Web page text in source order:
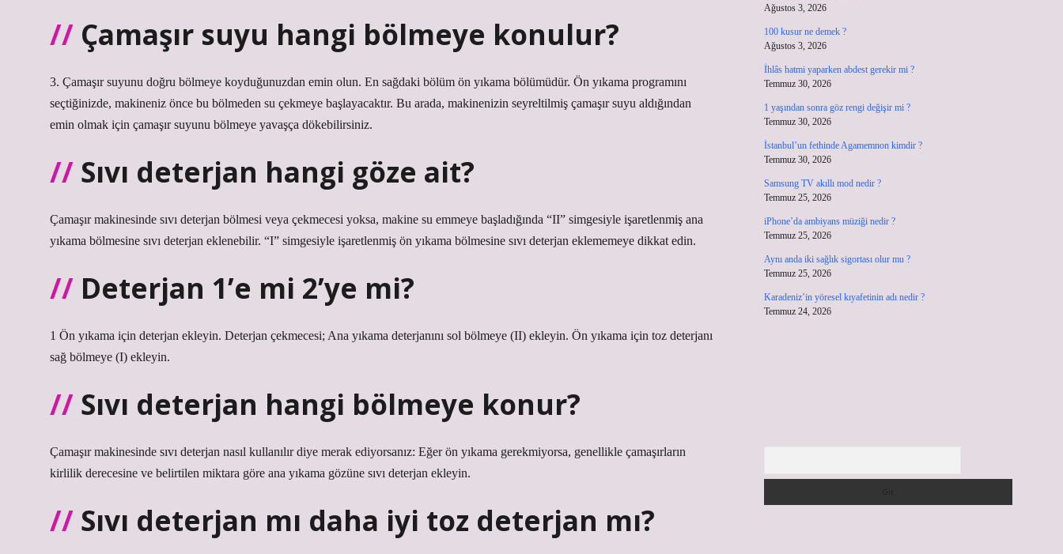
Çamaşır suyu hangi bölmeye konulur?
3. Çamaşır suyunu doğru bölmeye koyduğunuzdan emin olun. En sağdaki bölüm ön yıkama bölümüdür. Ön yıkama programını
seçtiğinizde, makineniz önce bu bölmeden su çekmeye başlayacaktır. Bu arada, makinenizin seyreltilmiş çamaşır suyu aldığından
emin olmak için çamaşır suyunu bölmeye yavaşça dökebilirsiniz.
Sıvı deterjan hangi göze ait?
Çamaşır makinesinde sıvı deterjan bölmesi veya çekmecesi yoksa, makine su emmeye başladığında “II” simgesiyle işaretlenmiş ana
yıkama bölmesine sıvı deterjan eklenebilir. “I” simgesiyle işaretlenmiş ön yıkama bölmesine sıvı deterjan eklememeye dikkat edin.
Deterjan 1’e mi 2’ye mi?
1 Ön yıkama için deterjan ekleyin. Deterjan çekmecesi; Ana yıkama deterjanını sol bölmeye (II) ekleyin. Ön yıkama için toz deterjanı
sağ bölmeye (I) ekleyin.
Sıvı deterjan hangi bölmeye konur?
Çamaşır makinesinde sıvı deterjan nasıl kullanılır diye merak ediyorsanız: Eğer ön yıkama gerekmiyorsa, genellikle çamaşırların
kirlilik derecesine ve belirtilen miktara göre ana yıkama gözüne sıvı deterjan ekleyin.
Sıvı deterjan mı daha iyi toz deterjan mı?
Ağustos 3, 2026
100 kusur ne demek ?
Ağustos 3, 2026
İhlâs hatmi yaparken abdest gerekir mi ?
Temmuz 30, 2026
1 yaşından sonra göz rengi değişir mi ?
Temmuz 30, 2026
İstanbul’un fethinde Agamemnon kimdir ?
Temmuz 30, 2026
Samsung TV akıllı mod nedir ?
Temmuz 25, 2026
iPhone’da ambiyans müziği nedir ?
Temmuz 25, 2026
Aynı anda iki sağlık sigortası olur mu ?
Temmuz 25, 2026
Karadeniz’in yöresel kıyafetinin adı nedir ?
Temmuz 24, 2026